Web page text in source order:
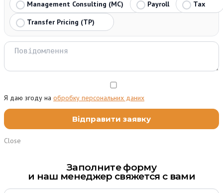
Management Consulting (MC) Payroll
Tax
Transfer Pricing (TP)
Я даю згоду на обробку персональних даних
Close
Заполните форму
и наш менеджер свяжется с вами